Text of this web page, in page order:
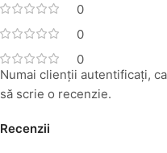
0
0
0
Recenzii
Numai clienții autentificați,
să scrie o recenzie.